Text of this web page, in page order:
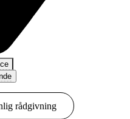
rådgivning